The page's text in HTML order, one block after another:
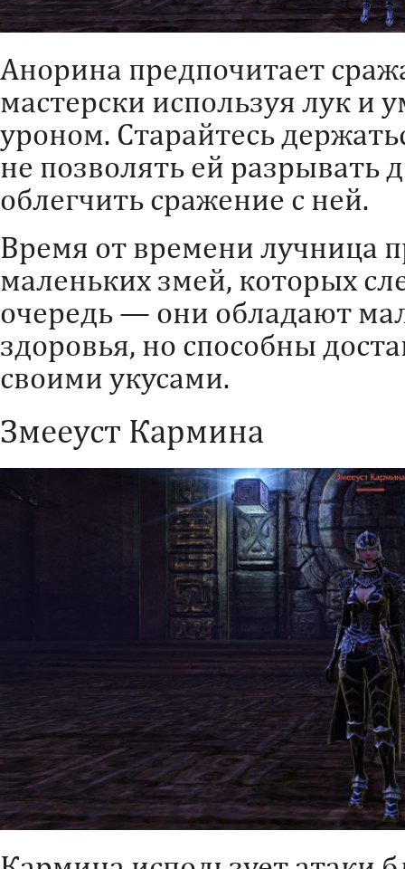
Анорина предпочитает
мастерски используя лук и
уроном. Старайтесь
не позволять ей разрывать
облегчить сражение с ней.
Время от времени лучница
маленьких змей, которых
очередь — они обладают
здоровья, но способны
своими укусами.
Змееуст Кармина